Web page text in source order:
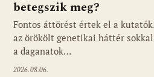
betegszik meg?
Fontos áttörést értek el a
az örökölt genetikai háttér
a daganatok…
2026.08.06.